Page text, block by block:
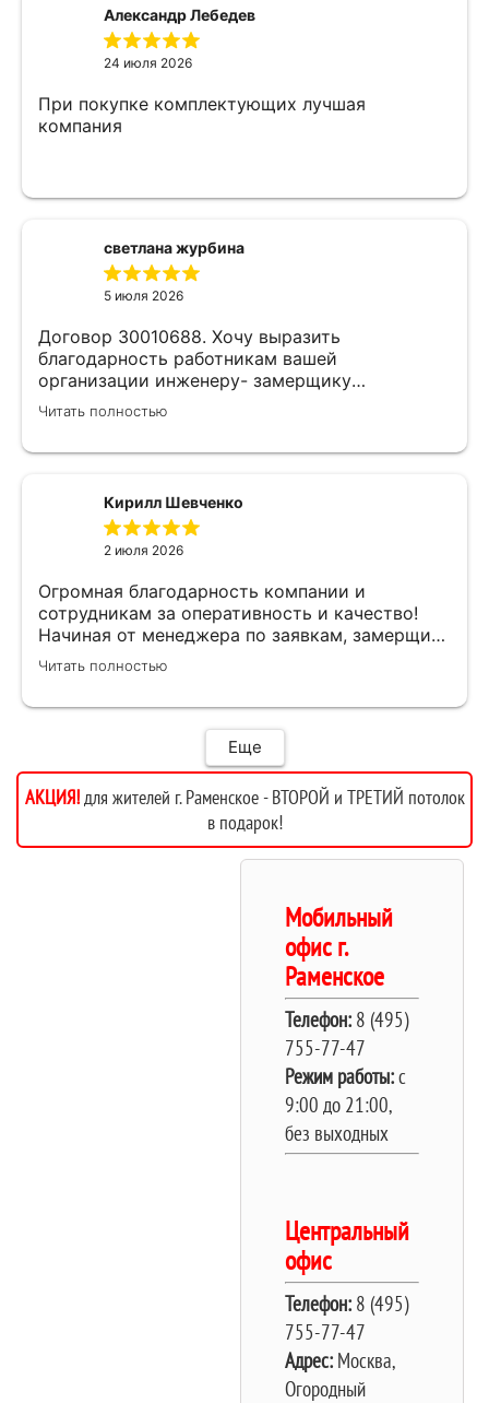
Александр Лебедев
24 июля 2026
При покупке комплектующих лучшая
компания
светлана журбина
5 июля 2026
Договор 30010688. Хочу выразить
благодарность работникам вашей
организации инженеру- замерщику
Кулабухову Николаю,и мастеру монтажа Илье
.Спасибо за проделанную работу и
быстро,качественно,профессионально сделал
свою работу,убрал за собой ,что очень
приятно.Мне все понравилось .Хорошая
Читать полностью
Кирилл Шевченко
2 июля 2026
Огромная благодарность компании и
сотрудникам за оперативность и качество!
Начиная от менеджера по заявкам, замерщика
и установщиков. Объяснили про полотно и
системы монтажа, дали выбор, сделали
Читать полностью
Еще
АКЦИЯ!для жителей г. Раменское - ВТОРОЙ и ТРЕТИЙ потолок
в подарок!
Мобильный
офис г.
Раменское
Телефон: 8 (495)
755-77-47
Режим работы:c
9:00 до 21:00,
без выходных
Центральный
офис
Телефон: 8 (495)
755-77-47
Адрес: Москва,
Огородный